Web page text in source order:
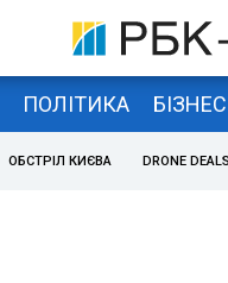
ПОЛІТИКА БІЗНЕС
ОБСТРІЛ КИЄВА DRONE DEALS